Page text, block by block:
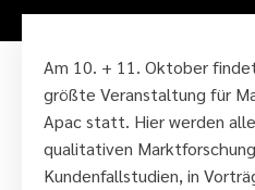
Am 10. + 11. Oktober
größte Veranstaltung für
Apac statt. Hier werden
qualitativen
Kundenfallstudien, in